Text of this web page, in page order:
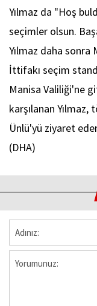
Yılmaz da "Hoş
seçimler olsun.
Yılmaz daha sonra
İttifakı seçim
Manisa Valiliği'ne
karşılanan Yılmaz,
Ünlü'yü ziyaret
(DHA)